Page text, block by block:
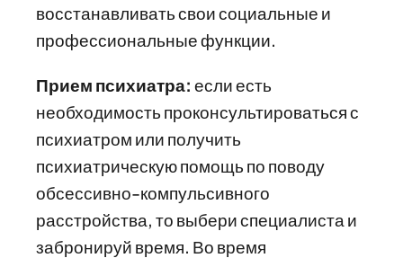
восстанавливать свои социальные и
профессиональные функции.
Прием психиатра: если есть
необходимость проконсультироваться с
психиатром или получить
психиатрическую помощь по поводу
обсессивно-компульсивного
расстройства, то выбери специалиста и
забронируй время. Во время